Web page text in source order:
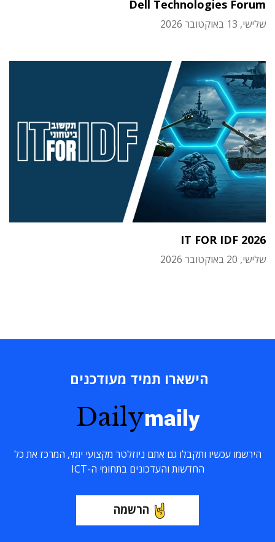
Dell Technologies Forum
שלישי, 13 באוקטובר 2026
IT FOR IDF 2026
שלישי, 20 באוקטובר 2026
הישארו תמיד מעודכנים
Dailymaily
הירשמו עכשיו ותקבלו גם אתם ניוזלטר מקצועי יומי, המרכז את כל
החדשות והעדכונים בתחומי ה-ICT
הרשמה